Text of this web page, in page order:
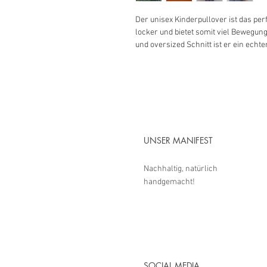
Der unisex Kinderpullover ist das
locker und bietet somit viel
und oversized Schnitt ist er ein
UNSER MANIFEST
Nachhaltig, natürlich
handgemacht!